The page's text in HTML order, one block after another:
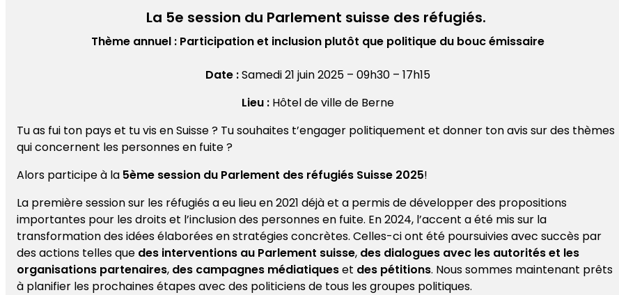
La 5e session du Parlement suisse des réfugiés.
Thème annuel : Participation et inclusion plutôt que politique du bouc émissaire
Date :Samedi 21 juin 2025 – 09h30 – 17h15
Lieu :Hôtel de ville de Berne
Tu as fui ton pays et tu vis en Suisse ? Tu souhaites t’engager politiquement et donner ton avis sur des thèmes
qui concernent les personnes en fuite ?
Alors participe à la 5ème session du Parlement des réfugiés Suisse 2025!
La première session sur les réfugiés a eu lieu en 2021 déjà et a permis de développer des propositions
importantes pour les droits et l’inclusion des personnes en fuite. En 2024, l’accent a été mis sur la
transformation des idées élaborées en stratégies concrètes. Celles-ci ont été poursuivies avec succès par
des actions telles que des interventions au Parlement suisse, des dialogues avec les autorités et les
organisations partenaires, des campagnes médiatiqueset des pétitions. Nous sommes maintenant prêts
à planifier les prochaines étapes avec des politiciens de tous les groupes politiques.